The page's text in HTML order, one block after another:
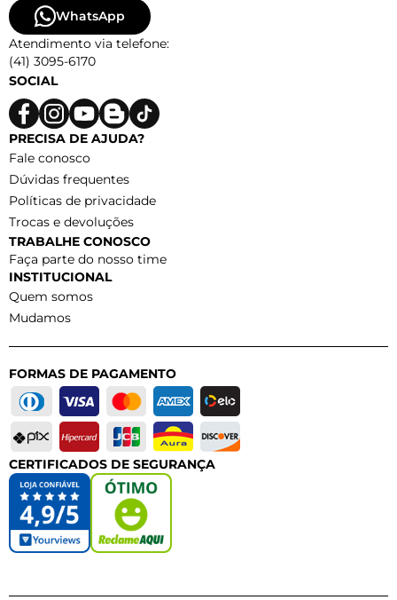
WhatsApp
Atendimento via telefone:
(41) 3095-6170
SOCIAL
PRECISA DE AJUDA?
Fale conosco
Dúvidas frequentes
Políticas de privacidade
Trocas e devoluções
TRABALHE CONOSCO
Faça parte do nosso time
INSTITUCIONAL
Quem somos
Mudamos
FORMAS DE PAGAMENTO
CERTIFICADOS DE SEGURANÇA